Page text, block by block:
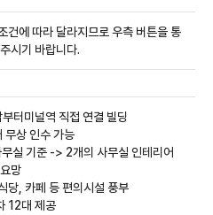
건에 따라 달라지므로 우측 버튼을 통
시기 바랍니다.
터미널역 직접 연결 빌딩
무상 인수 가능
실 기준 -> 2개의 사무실 인테리어
망
당, 카페 등 편의시설 풍부
12대 제공